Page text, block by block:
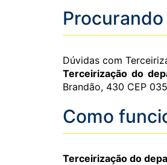
Dúvidas com
Terceirização do
Brandão, 430 CEP
Como
Terceirização do